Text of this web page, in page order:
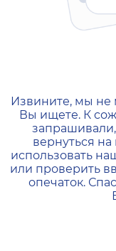
404 —
Извините, мы не
Вы ищете. К
вернуться
использовать
или проверить
опечаток.